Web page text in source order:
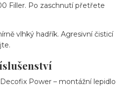
Filler. Po zaschnutí přetřete
vlhký hadřík. Agresivní čisticí
Power – montážní lepidlo